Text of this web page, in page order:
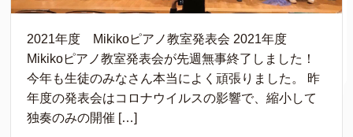
2021年度 Mikikoピアノ教室発表会 2021年度
Mikikoピアノ教室発表会が先週無事終了しました！
今年も生徒のみなさん本当によく頑張りました。 昨
年度の発表会はコロナウイルスの影響で、縮小して
独奏のみの開催 […]